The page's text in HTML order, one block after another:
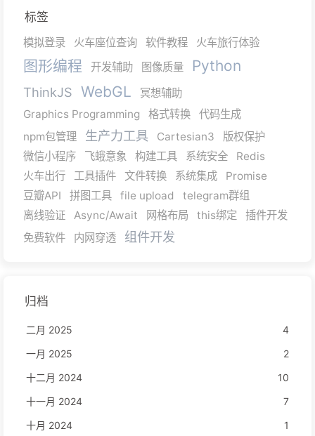
标签
模拟登录 火车座位查询 软件教程 火车旅行体验
图形编程 开发辅助 图像质量 Python
ThinkJS WebGL
冥想辅助
Graphics Programming
格式转换
代码生成
npm包管理
生产力工具 Cartesian3
版权保护
微信小程序
飞蛾意象 构建工具 系统安全
Redis
火车出行
工具插件 文件转换 系统集成
Promise
豆瓣API
拼图工具 file upload
telegram群组
离线验证
Async/Await 网格布局 this绑定
插件开发
免费软件
内网穿透 组件开发
归档
二月 2025
4
一月 2025
2
十二月 2024
10
十一月 2024
7
十月 2024
1